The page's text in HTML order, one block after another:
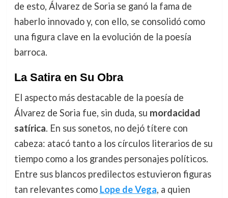
de esto, Álvarez de Soria se ganó la fama de
haberlo innovado y, con ello, se consolidó como
una figura clave en la evolución de la poesía
barroca.
La Satira en Su Obra
El aspecto más destacable de la poesía de
Álvarez de Soria fue, sin duda, su mordacidad
satírica. En sus sonetos, no dejó títere con
cabeza: atacó tanto a los círculos literarios de su
tiempo como a los grandes personajes políticos.
Entre sus blancos predilectos estuvieron figuras
tan relevantes como Lope de Vega, a quien